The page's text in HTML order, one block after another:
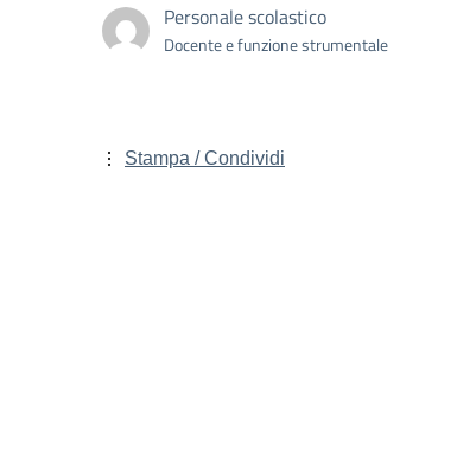
Personale scolastico
Docente e funzione strumentale
Stampa / Condividi